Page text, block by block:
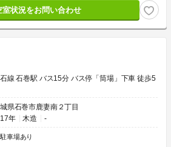
室状況をお問い合わせ
線 石巻駅 バス15分 バス停「筒場」下車 徒歩5
県石巻市鹿妻南２丁目
年
木造 -
駐車場あり